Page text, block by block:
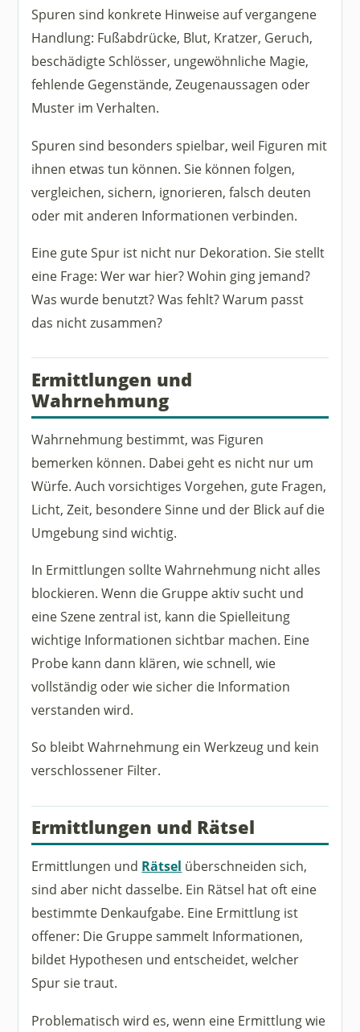
Spuren sind konkrete Hinweise auf vergangene
Handlung: Fußabdrücke, Blut, Kratzer, Geruch,
beschädigte Schlösser, ungewöhnliche Magie,
fehlende Gegenstände, Zeugenaussagen oder
Muster im Verhalten.
Spuren sind besonders spielbar, weil Figuren mit
ihnen etwas tun können. Sie können folgen,
vergleichen, sichern, ignorieren, falsch deuten
oder mit anderen Informationen verbinden.
Eine gute Spur ist nicht nur Dekoration. Sie stellt
eine Frage: Wer war hier? Wohin ging jemand?
Was wurde benutzt? Was fehlt? Warum passt
das nicht zusammen?
Ermittlungen und
Wahrnehmung
Wahrnehmung bestimmt, was Figuren
bemerken können. Dabei geht es nicht nur um
Würfe. Auch vorsichtiges Vorgehen, gute Fragen,
Licht, Zeit, besondere Sinne und der Blick auf die
Umgebung sind wichtig.
In Ermittlungen sollte Wahrnehmung nicht alles
blockieren. Wenn die Gruppe aktiv sucht und
eine Szene zentral ist, kann die Spielleitung
wichtige Informationen sichtbar machen. Eine
Probe kann dann klären, wie schnell, wie
vollständig oder wie sicher die Information
verstanden wird.
So bleibt Wahrnehmung ein Werkzeug und kein
verschlossener Filter.
Ermittlungen und Rätsel
Ermittlungen und Rätsel überschneiden sich,
sind aber nicht dasselbe. Ein Rätsel hat oft eine
bestimmte Denkaufgabe. Eine Ermittlung ist
offener: Die Gruppe sammelt Informationen,
bildet Hypothesen und entscheidet, welcher
Spur sie traut.
Problematisch wird es, wenn eine Ermittlung wie